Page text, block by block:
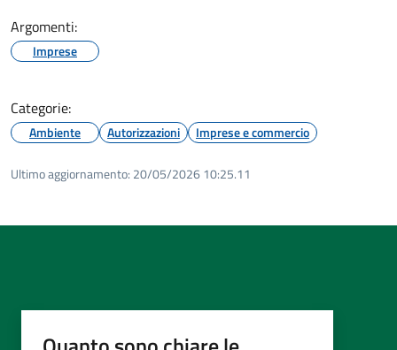
Argomenti:
Imprese
Categorie:
Ambiente Autorizzazioni Imprese e commercio
Ultimo aggiornamento: 20/05/2026 10:25.11